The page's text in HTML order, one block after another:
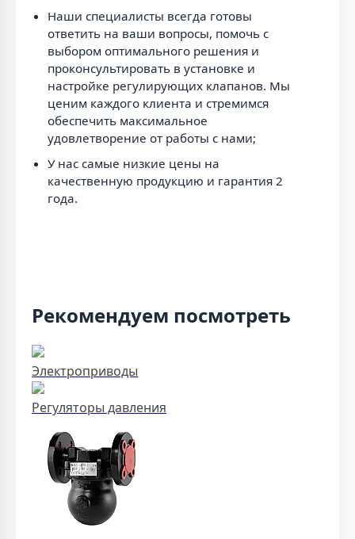
Наши специалисты всегда готовы
ответить на ваши вопросы, помочь с
выбором оптимального решения и
проконсультировать в установке и
настройке регулирующих клапанов. Мы
ценим каждого клиента и стремимся
обеспечить максимальное
удовлетворение от работы с нами;
У нас самые низкие цены на
качественную продукцию и гарантия 2
года.
Рекомендуем посмотреть
Электроприводы
Регуляторы давления